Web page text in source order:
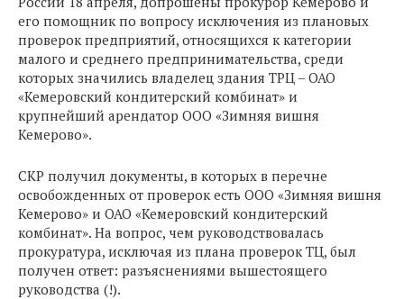
его помощник по вопросу исключения из плановых
проверок предприятий, относящихся к категории
малого и среднего предпринимательства, среди
которых значились владелец здания ТРЦ – ОАО
«Кемеровский кондитерский комбинат» и
крупнейший арендатор ООО «Зимняя вишня
Кемерово».
СКР получил документы, в которых в перечне
освобожденных от проверок есть ООО «Зимняя вишня
Кемерово» и ОАО «Кемеровский кондитерский
комбинат». На вопрос, чем руководствовалась
прокуратура, исключая из плана проверок ТЦ, был
получен ответ: разъяснениями вышестоящего
руководства (!).